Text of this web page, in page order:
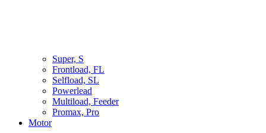
Super, S
Frontload, FL
Selfload, SL
Powerlead
Multiload, Feeder
Promax, Pro
Motor